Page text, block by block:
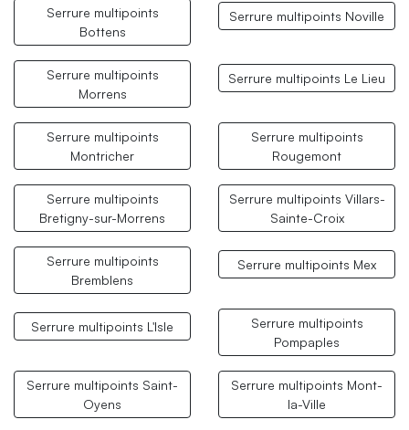
Serrure multipoints
Bottens
Serrure multipoints Noville
Serrure multipoints
Morrens
Serrure multipoints Le Lieu
Serrure multipoints
Montricher
Serrure multipoints
Rougemont
Serrure multipoints
Bretigny-sur-Morrens
Serrure multipoints Villars-
Sainte-Croix
Serrure multipoints
Bremblens
Serrure multipoints Mex
Serrure multipoints L'Isle
Serrure multipoints
Pompaples
Serrure multipoints Saint-
Oyens
Serrure multipoints Mont-
la-Ville